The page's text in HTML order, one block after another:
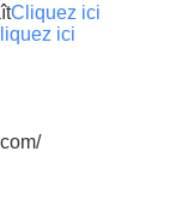
Cliquez ici
ici